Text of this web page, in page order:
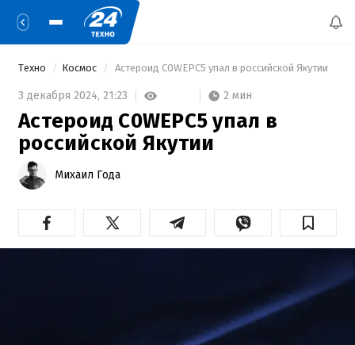
Техно Космос Астероид C0WEPC5 упал в российской Якутии
3 декабря 2024, 21:23 2 мин
Астероид C0WEPC5 упал в
российской Якутии
Михаил Года